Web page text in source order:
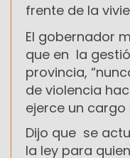
frente de la
El gobernador
que en la
provincia,
de violencia
ejerce un cargo
Dijo que se
la ley para